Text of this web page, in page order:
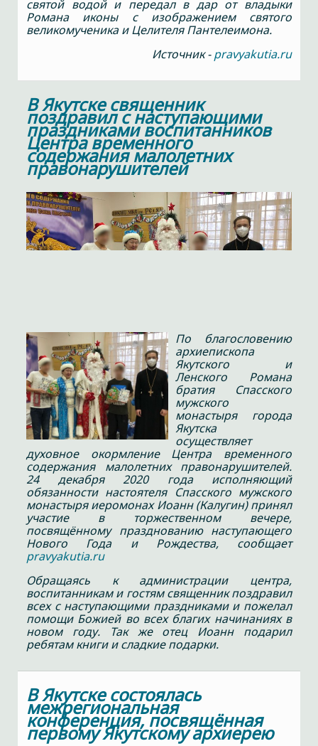
святой водой и передал в дар от владыки
Романа иконы с изображением святого
великомученика и Целителя Пантелеимона.
Источник -pravyakutia.ru
В Якутске священник
поздравил с наступающими
праздниками воспитанников
Центра временного
содержания малолетних
правонарушителей
По благословению
архиепископа
Якутского и
Ленского Романа
братия Спасского
мужского
монастыря города
Якутска
осуществляет
духовное окормление Центра временного
содержания малолетних правонарушителей.
24 декабря 2020 года исполняющий
обязанности настоятеля Спасского мужского
монастыря иеромонах Иоанн (Калугин) принял
участие в торжественном вечере,
посвящённому празднованию наступающего
Нового Года и Рождества, сообщает
pravyakutia.ru
Обращаясь к администрации центра,
воспитанникам и гостям священник поздравил
всех с наступающими праздниками и пожелал
помощи Божией во всех благих начинаниях в
новом году. Так же отец Иоанн подарил
ребятам книги и сладкие подарки.
В Якутске состоялась
межрегиональная
конференция, посвящённая
первому Якутскому архиерею